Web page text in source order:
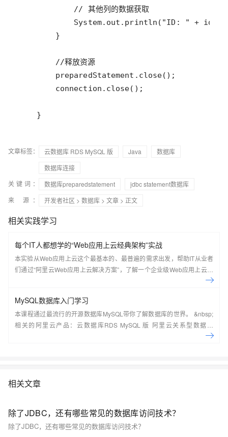
    }
文章标签： 云数据库 RDS MySQL 版 Java
数据库
数据库连接
关键词：
数据库preparedstatement
jdbc statement数据库
来 源：
开发者社区 > 数据库 > 文章 > 正文
相关实践学习
每个IT人都想学的“Web应用上云经典架构”实战
本实验从Web应用上云这个最基本的、最普遍的需求出发，帮助IT从业者
们通过“阿里云Web应用上云解决方案”，了解一个企业级Web应用上云的
MySQL数据库入门学习
本课程通过最流行的开源数据库MySQL带你了解数据库的世界。 &nbsp;
相关的阿里云产品：云数据库RDS MySQL 版 阿里云关系型数据库
RDS（Relational Database Service）是一种稳定可靠、可弹性伸缩的在
相关文章
除了JDBC，还有哪些常见的数据库访问技术？
除了JDBC，还有哪些常见的数据库访问技术？